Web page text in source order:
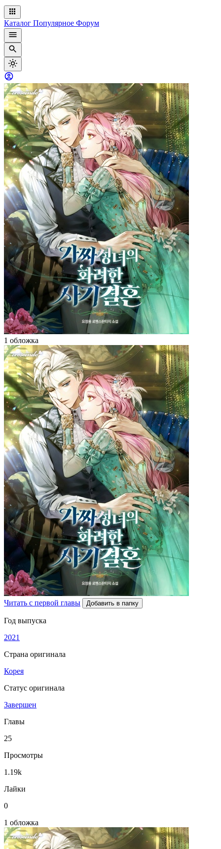
Каталог Популярное Форум
1 обложка
Читать с первой главы Добавить в папку
Год выпуска
2021
Страна оригинала
Корея
Статус оригинала
Завершен
Главы
25
Просмотры
1.19k
Лайки
0
1 обложка